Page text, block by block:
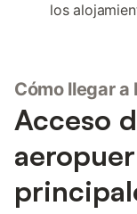
los
Cómo llegar a
Acceso